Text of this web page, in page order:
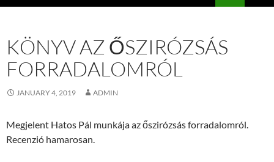
KÖNYV AZ ŐSZIRÓZSÁS
FORRADALOMRÓL
JANUARY 4, 2019 ADMIN
Megjelent Hatos Pál munkája az őszirózsás forradalomról.
Recenzió hamarosan.